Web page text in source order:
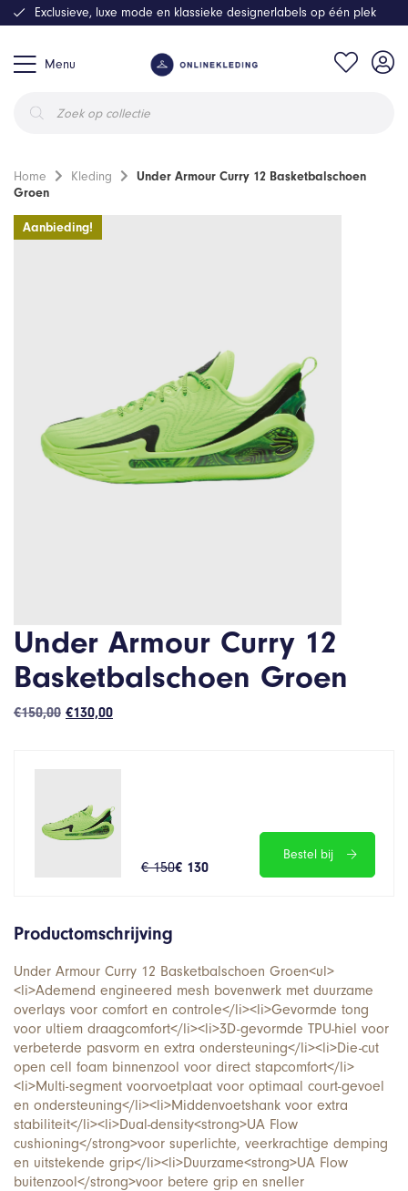
Menu
zoeken
Exclusieve, luxe mode en klassieke designerlabels op één plek
Home Kleding
Under Armour Curry 12 Basketbalschoen
Groen
Aanbieding!
Under Armour Curry 12
Basketbalschoen Groen
€150,00 Oorspronkelijke
€130,00Huidige
€ 150€ 130
Bestel bij
Productomschrijving
Under Armour Curry 12 Basketbalschoen Groen<ul>
<li>Ademend engineered mesh bovenwerk met duurzame
overlays voor comfort en controle</li><li>Gevormde tong
voor ultiem draagcomfort</li><li>3D-gevormde TPU-hiel voor
verbeterde pasvorm en extra ondersteuning</li><li>Die-cut
open cell foam binnenzool voor direct stapcomfort</li>
<li>Multi-segment voorvoetplaat voor optimaal court-gevoel
en ondersteuning</li><li>Middenvoetshank voor extra
stabiliteit</li><li>Dual-density<strong>UA Flow
cushioning</strong>voor superlichte, veerkrachtige demping
en uitstekende grip</li><li>Duurzame<strong>UA Flow
buitenzool</strong>voor betere grip en sneller